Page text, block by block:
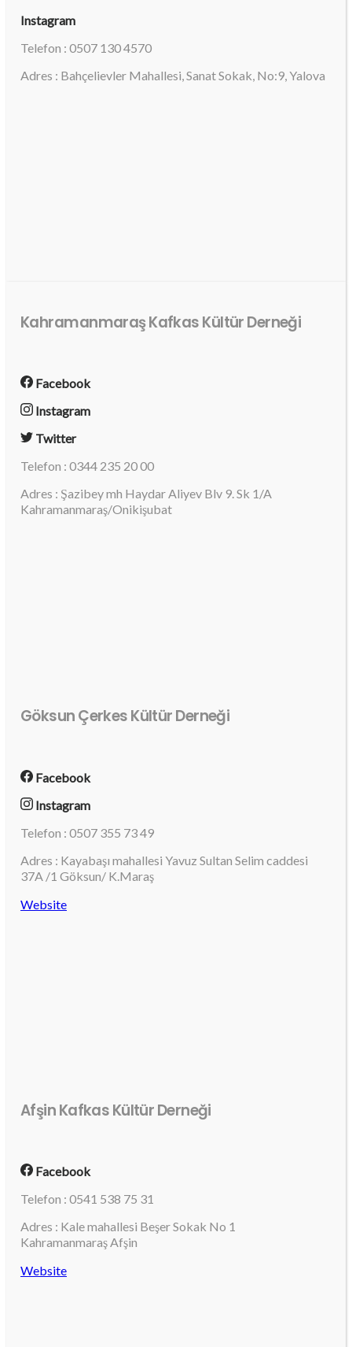
Instagram
Telefon : 0507 130 4570
Adres : Bahçelievler Mahallesi, Sanat Sokak, No:9, Yalova
Kahramanmaraş Kafkas Kültür Derneği
Facebook
Instagram
Twitter
Telefon : 0344 235 20 00
Adres : Şazibey mh Haydar Aliyev Blv 9. Sk 1/A
Kahramanmaraş/Onikişubat
Göksun Çerkes Kültür Derneği
Facebook
Instagram
Telefon : 0507 355 73 49
Adres : Kayabaşı mahallesi Yavuz Sultan Selim caddesi
37A /1 Göksun/ K.Maraş
Website
Afşin Kafkas Kültür Derneği
Facebook
Telefon : 0541 538 75 31
Adres : Kale mahallesi Beşer Sokak No 1
Kahramanmaraş Afşin
Website